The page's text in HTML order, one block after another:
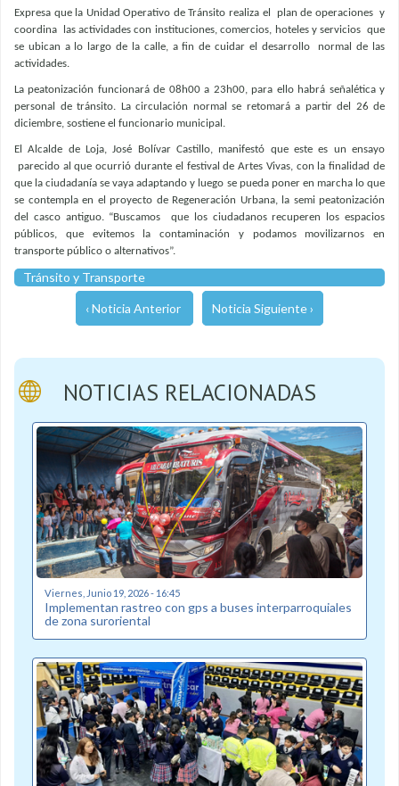
Expresa que la Unidad Operativo de Tránsito realiza el plan de operaciones y
coordina las actividades con instituciones, comercios, hoteles y servicios que
se ubican a lo largo de la calle, a fin de cuidar el desarrollo normal de las
actividades.
La peatonización funcionará de 08h00 a 23h00, para ello habrá señalética y
personal de tránsito. La circulación normal se retomará a partir del 26 de
diciembre, sostiene el funcionario municipal.
El Alcalde de Loja, José Bolívar Castillo, manifestó que este es un ensayo
parecido al que ocurrió durante el festival de Artes Vivas, con la finalidad de
que la ciudadanía se vaya adaptando y luego se pueda poner en marcha lo que
se contempla en el proyecto de Regeneración Urbana, la semi peatonización
del casco antiguo. “Buscamos que los ciudadanos recuperen los espacios
públicos, que evitemos la contaminación y podamos movilizarnos en
transporte público o alternativos”.
Tránsito y Transporte
‹ Noticia Anterior Noticia Siguiente ›
NOTICIAS RELACIONADAS
Viernes, Junio 19, 2026 - 16:45
Implementan rastreo con gps a buses interparroquiales
de zona suroriental